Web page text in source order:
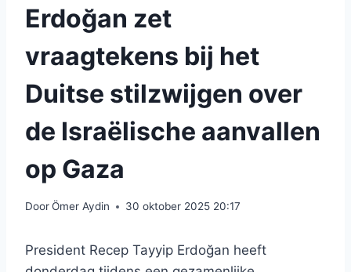
Erdoğan zet
vraagtekens bij het
Duitse stilzwijgen over
de Israëlische aanvallen
op Gaza
DoorÖmer Aydin 30 oktober 2025 20:17
President Recep Tayyip Erdoğan heeft